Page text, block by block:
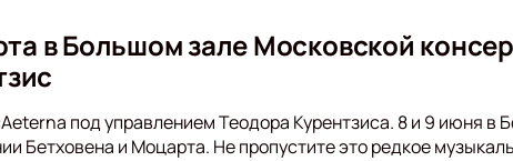
в Большом зале Московской
под управлением Теодора Курентзиса. 8 и 9 июня в
Бетховена и Моцарта. Не пропустите это редкое